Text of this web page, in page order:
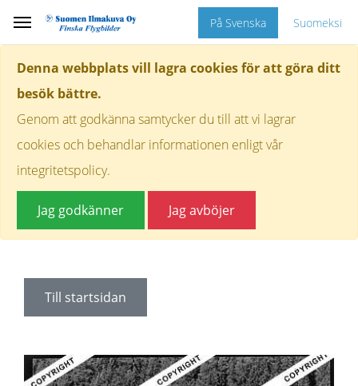
Denna webbplats vill lagra cookies för att göra ditt
besök bättre.
Genom att godkänna samtycker du till att vi lagrar
cookies och behandlar informationen enligt vår
integritetspolicy.
Jag godkänner Jag avböjer
På Svenska Suomeksi
Till startsidan